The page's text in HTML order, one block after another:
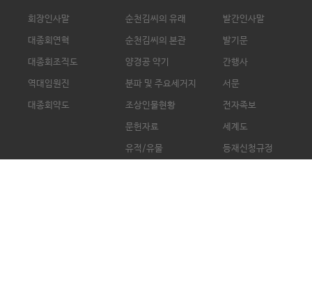
회장인사말
대종회연혁
대종회조직도
역대임원진
대종회약도
순천김씨의 유래
순천김씨의 본관
양경공 약기
분파 및 주요세거지
조상인물현황
문헌자료
유적/유물
발간인사말
발기문
간행사
서문
전자족보
세계도
등재신청규정